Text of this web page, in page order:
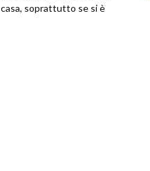
casa, soprattutto se si è